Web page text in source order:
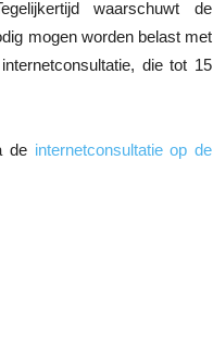
waarschuwt de
mogen worden belast met
die tot 15
de internetconsultatie op de